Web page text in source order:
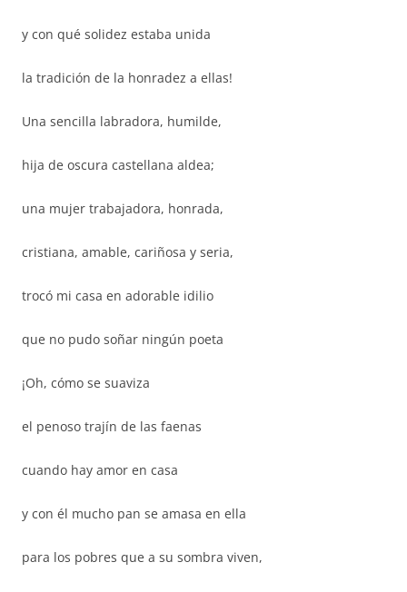
y con qué solidez estaba unida
la tradición de la honradez a ellas!
Una sencilla labradora, humilde,
hija de oscura castellana aldea;
una mujer trabajadora, honrada,
cristiana, amable, cariñosa y seria,
trocó mi casa en adorable idilio
que no pudo soñar ningún poeta
¡Oh, cómo se suaviza
el penoso trajín de las faenas
cuando hay amor en casa
y con él mucho pan se amasa en ella
para los pobres que a su sombra viven,